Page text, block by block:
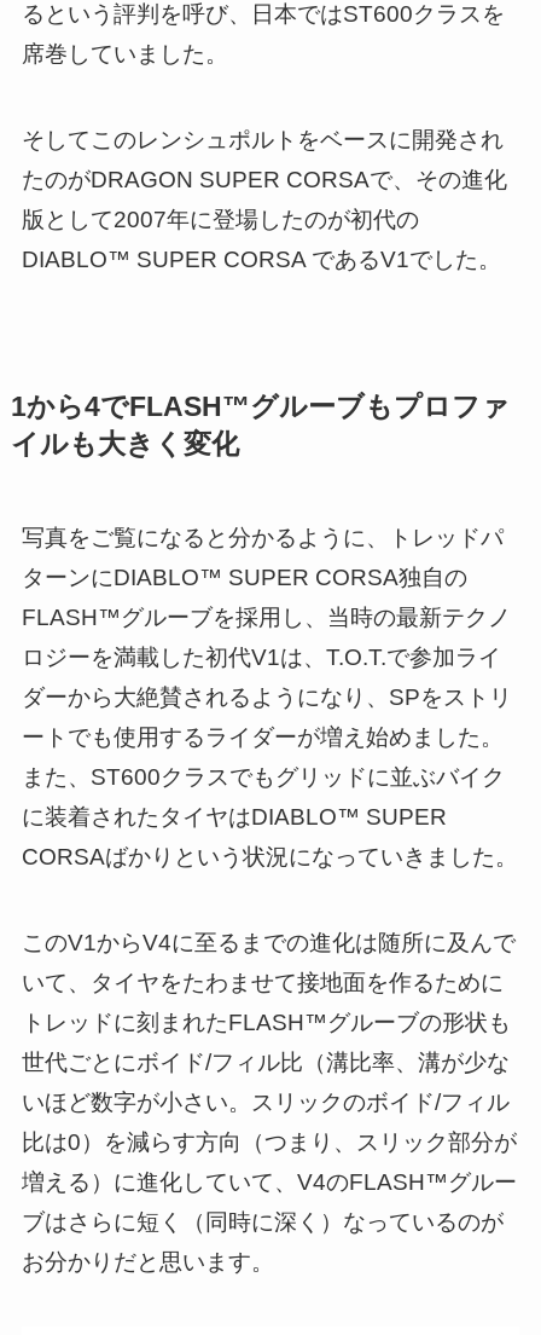
るという評判を呼び、日本ではST600クラスを
席巻していました。
そしてこのレンシュポルトをベースに開発され
たのがDRAGON SUPER CORSAで、その進化
版として2007年に登場したのが初代の
DIABLO™ SUPER CORSA であるV1でした。
1から4でFLASH™グルーブもプロファ
イルも大きく変化
写真をご覧になると分かるように、トレッドパ
ターンにDIABLO™ SUPER CORSA独自の
FLASH™グルーブを採用し、当時の最新テクノ
ロジーを満載した初代V1は、T.O.T.で参加ライ
ダーから大絶賛されるようになり、SPをストリ
ートでも使用するライダーが増え始めました。
また、ST600クラスでもグリッドに並ぶバイク
に装着されたタイヤはDIABLO™ SUPER
CORSAばかりという状況になっていきました。
このV1からV4に至るまでの進化は随所に及んで
いて、タイヤをたわませて接地面を作るために
トレッドに刻まれたFLASH™グルーブの形状も
世代ごとにボイド/フィル比（溝比率、溝が少な
いほど数字が小さい。スリックのボイド/フィル
比は0）を減らす方向（つまり、スリック部分が
増える）に進化していて、V4のFLASH™グルー
ブはさらに短く（同時に深く）なっているのが
お分かりだと思います。